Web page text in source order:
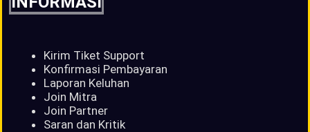
Kirim Tiket Support
Konfirmasi Pembayaran
Laporan Keluhan
Join Mitra
Join Partner
Saran dan Kritik